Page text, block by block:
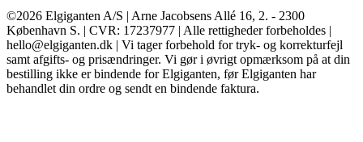
©2026 Elgiganten A/S | Arne Jacobsens Allé 16, 2. - 2300
København S. | CVR: 17237977 | Alle rettigheder forbeholdes |
hello@elgiganten.dk | Vi tager forbehold for tryk- og korrekturfejl
samt afgifts- og prisændringer. Vi gør i øvrigt opmærksom på at din
bestilling ikke er bindende for Elgiganten, før Elgiganten har
behandlet din ordre og sendt en bindende faktura.